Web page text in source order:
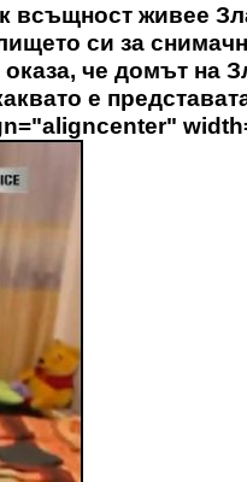
всъщност живее
си за
че домът на
e